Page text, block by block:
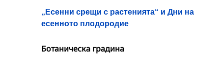
„Есенни срещи с растенията“ и Дни на
есенното плодородие
Ботаническа градина